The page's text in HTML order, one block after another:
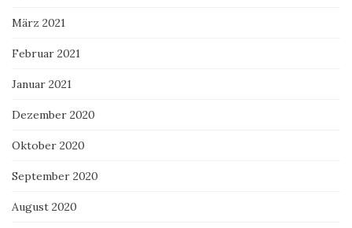
März 2021
Februar 2021
Januar 2021
Dezember 2020
Oktober 2020
September 2020
August 2020